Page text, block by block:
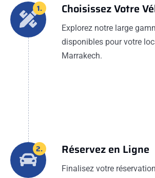
1. Choisissez Votre
Explorez notre large
disponibles pour votre
Marrakech.
2. Réservez en Ligne
Finalisez votre